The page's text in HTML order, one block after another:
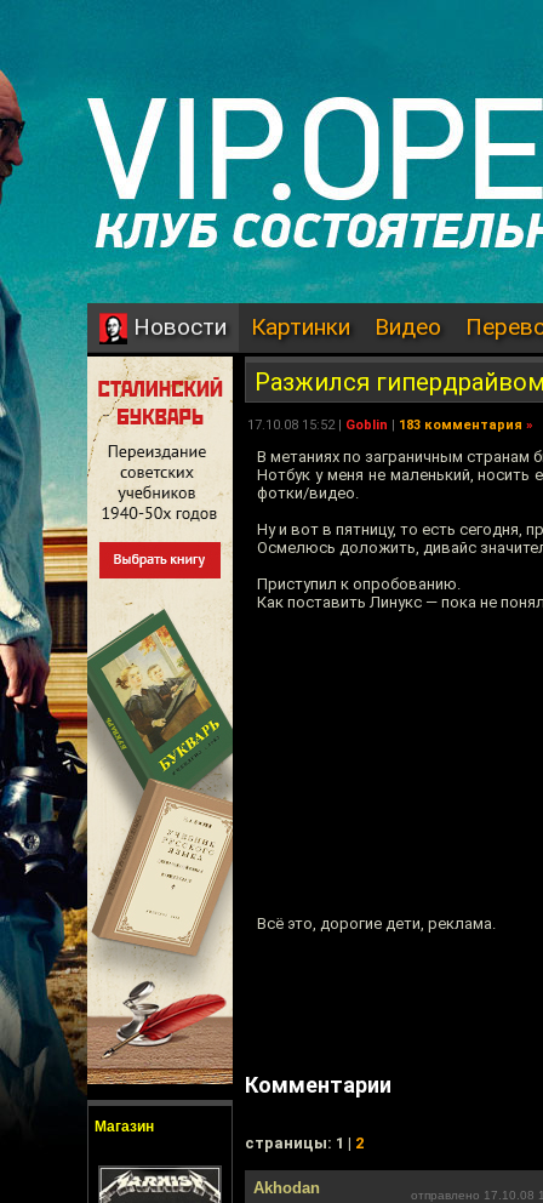
Новости Картинки Видео
Магазин
Разжился
17.10.08 15:52 | Goblin | 183 комментария »
В метаниях по заграничным странам
Нотбук у меня не маленький,
фотки/видео.
Ну и вот в пятницу, то есть сегодня,
Осмелюсь доложить, дивайс
Приступил к опробованию.
Как поставить Линукс — пока не
Всё это, дорогие дети, реклама.
Комментарии
cтраницы: 1 | 2
Akhodan отправлено 17.10.08